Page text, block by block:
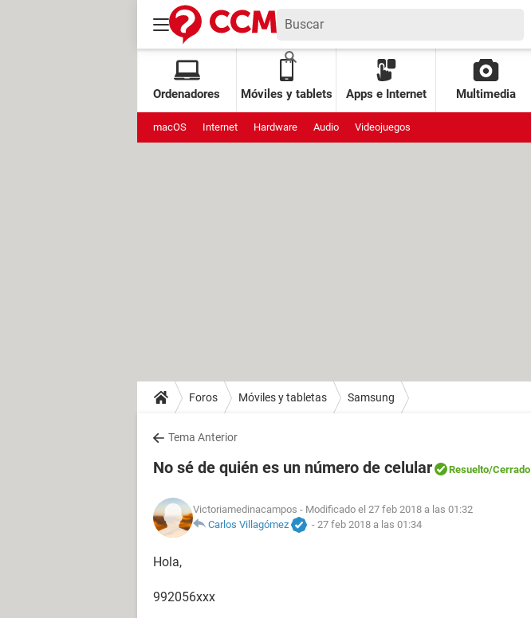
Ordenadores Móviles y tablets Apps e Internet Multimedia
macOS Internet Hardware Audio Videojuegos
Foros Móviles y tabletas Samsung
Tema Anterior
No sé de quién es un número de celular Resuelto/Cerrado
Victoriamedinacampos - Modificado el 27 feb 2018 a las 01:32
Carlos Villagómez
- 27 feb 2018 a las 01:34
Hola,
992056xxx